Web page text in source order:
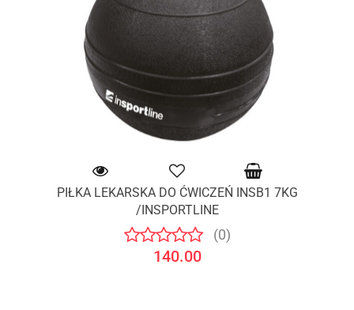
PIŁKA LEKARSKA DO ĆWICZEŃ INSB1 7KG
/INSPORTLINE
(0)
140.00